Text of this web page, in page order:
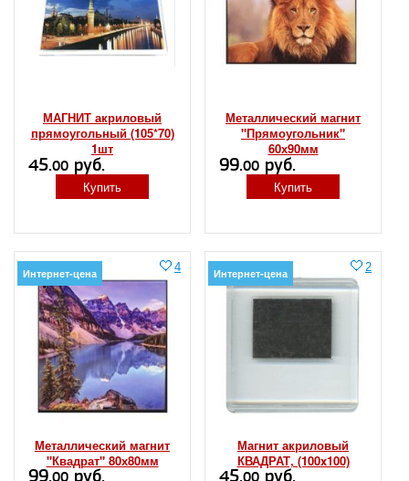
МАГНИТ акриловый
прямоугольный (105*70)
1шт
45.00 руб.
Купить
Металлический магнит
"Прямоугольник"
60х90мм
99.00 руб.
Купить
Металлический магнит
"Квадрат" 80х80мм
4
Интернет-цена
Магнит акриловый
КВАДРАТ, (100x100)
2
Интернет-цена